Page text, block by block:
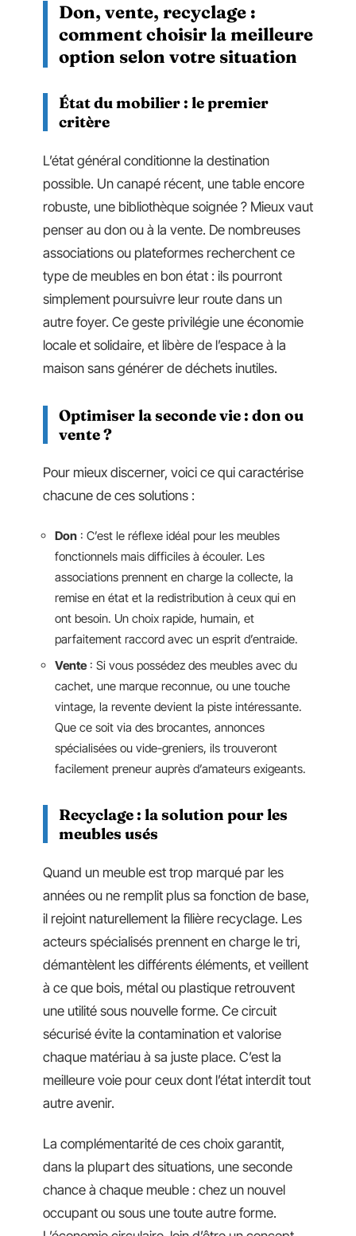
Don, vente, recyclage :
comment choisir la meilleure
option selon votre situation
État du mobilier : le premier
critère
L’état général conditionne la destination
possible. Un canapé récent, une table encore
robuste, une bibliothèque soignée ? Mieux vaut
penser au don ou à la vente. De nombreuses
associations ou plateformes recherchent ce
type de meubles en bon état : ils pourront
simplement poursuivre leur route dans un
autre foyer. Ce geste privilégie une économie
locale et solidaire, et libère de l’espace à la
maison sans générer de déchets inutiles.
Optimiser la seconde vie : don ou
vente ?
Pour mieux discerner, voici ce qui caractérise
chacune de ces solutions :
Don : C’est le réflexe idéal pour les meubles
fonctionnels mais difficiles à écouler. Les
associations prennent en charge la collecte, la
remise en état et la redistribution à ceux qui en
ont besoin. Un choix rapide, humain, et
parfaitement raccord avec un esprit d’entraide.
Vente : Si vous possédez des meubles avec du
cachet, une marque reconnue, ou une touche
vintage, la revente devient la piste intéressante.
Que ce soit via des brocantes, annonces
spécialisées ou vide-greniers, ils trouveront
facilement preneur auprès d’amateurs exigeants.
Recyclage : la solution pour les
meubles usés
Quand un meuble est trop marqué par les
années ou ne remplit plus sa fonction de base,
il rejoint naturellement la filière recyclage. Les
acteurs spécialisés prennent en charge le tri,
démantèlent les différents éléments, et veillent
à ce que bois, métal ou plastique retrouvent
une utilité sous nouvelle forme. Ce circuit
sécurisé évite la contamination et valorise
chaque matériau à sa juste place. C’est la
meilleure voie pour ceux dont l’état interdit tout
autre avenir.
La complémentarité de ces choix garantit,
dans la plupart des situations, une seconde
chance à chaque meuble : chez un nouvel
occupant ou sous une toute autre forme.